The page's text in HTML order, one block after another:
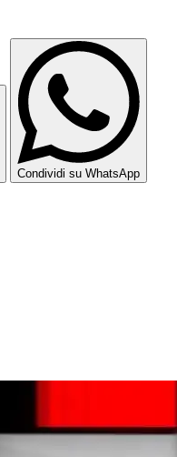
Condividi su WhatsApp